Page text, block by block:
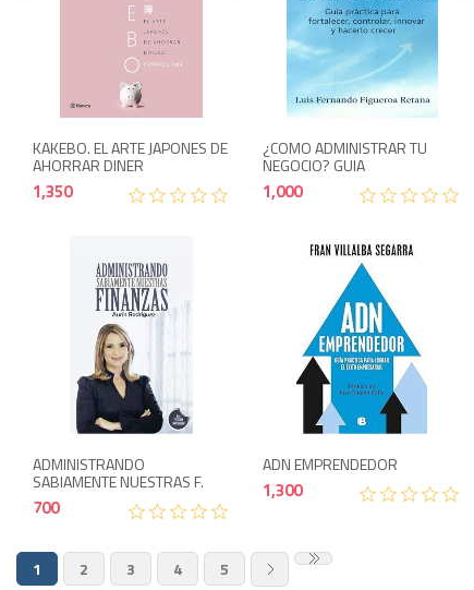
1,350
KAKEBO. EL ARTE JAPONES DE
AHORRAR DINER
1,350
¿COMO ADMINISTRAR TU
NEGOCIO? GUIA
1,000
700
ADMINISTRANDO
SABIAMENTE NUESTRAS F.
700
ADN EMPRENDEDOR
1,300
1 2 3 4 5